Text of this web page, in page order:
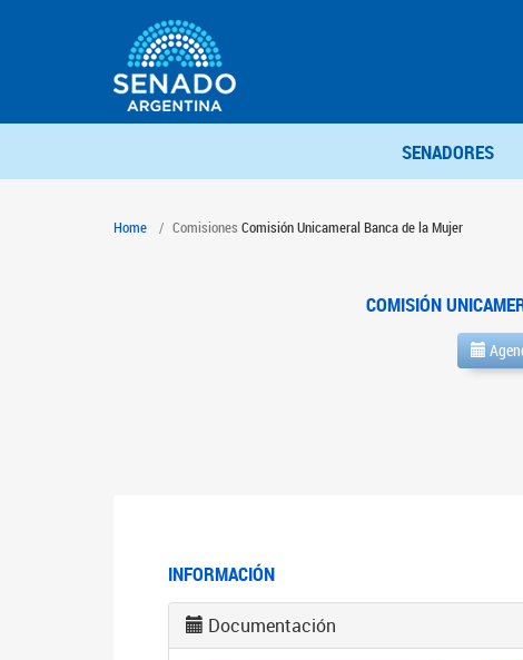
SENADORES
Home Comisiones Comisión Unicameral Banca de la Mujer
COMISIÓN
INFORMACIÓN
Documentación